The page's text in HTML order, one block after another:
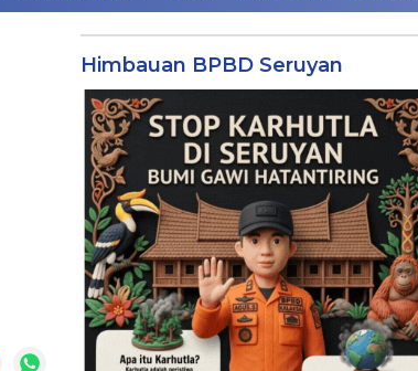
Himbauan BPBD Seruyan